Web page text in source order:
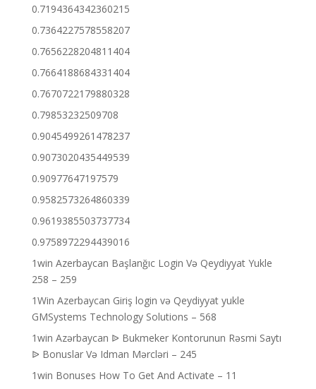
0.7194364342360215
0.7364227578558207
0.7656228204811404
0.7664188684331404
0.7670722179880328
0.79853232509708
0.9045499261478237
0.9073020435449539
0.90977647197579
0.9582573264860339
0.9619385503737734
0.9758972294439016
1win Azerbaycan Başlanğıc Login Və Qeydiyyat Yukle
258 – 259
1Win Azerbaycan Giriş login və Qeydiyyat yukle
GMSystems Technology Solutions – 568
1win Azərbaycan ᐉ Bukmeker Kontorunun Rəsmi Saytı
ᐉ Bonuslar Və Idman Mərcləri – 245
1win Bonuses How To Get And Activate – 11